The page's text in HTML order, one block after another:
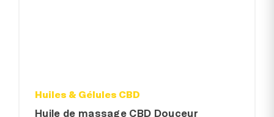
Huiles & Gélules CBD
Huile de massage CBD Douceur